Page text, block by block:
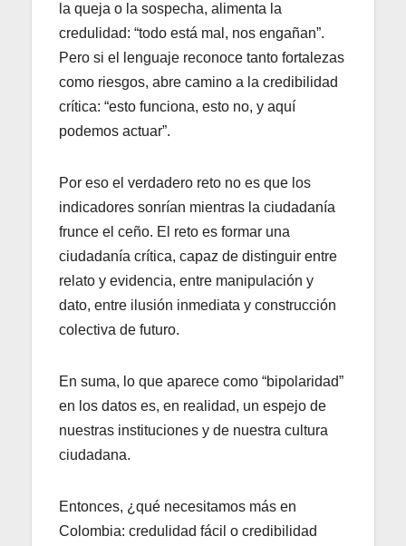
la queja o la sospecha, alimenta la
credulidad: “todo está mal, nos engañan”.
Pero si el lenguaje reconoce tanto fortalezas
como riesgos, abre camino a la credibilidad
crítica: “esto funciona, esto no, y aquí
podemos actuar”.
Por eso el verdadero reto no es que los
indicadores sonrían mientras la ciudadanía
frunce el ceño. El reto es formar una
ciudadanía crítica, capaz de distinguir entre
relato y evidencia, entre manipulación y
dato, entre ilusión inmediata y construcción
colectiva de futuro.
En suma, lo que aparece como “bipolaridad”
en los datos es, en realidad, un espejo de
nuestras instituciones y de nuestra cultura
ciudadana.
Entonces, ¿qué necesitamos más en
Colombia: credulidad fácil o credibilidad